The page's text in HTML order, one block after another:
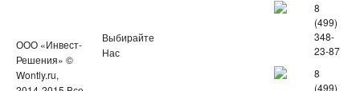
ООО «Инвест-
Решения» ©
Wontly.ru,
Выбирайте
Нас
8
(499)
348-
23-87
8
(499)